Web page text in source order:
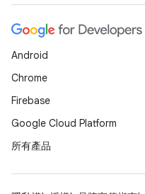
Android
Chrome
Firebase
Google Cloud Platform
所有產品